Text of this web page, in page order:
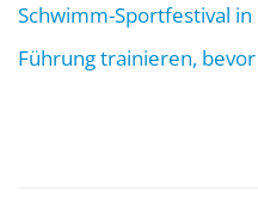
Schwimm-Sportfestival
Führung trainieren,